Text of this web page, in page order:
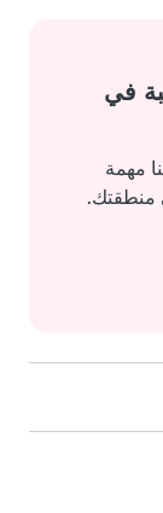
في
مهمة
منطقتك.